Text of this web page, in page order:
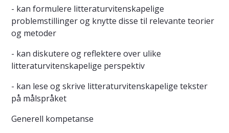
- kan formulere litteraturvitenskapelige
problemstillinger og knytte disse til relevante teorier
og metoder
- kan diskutere og reflektere over ulike
litteraturvitenskapelige perspektiv
- kan lese og skrive litteraturvitenskapelige tekster
på målspråket
Generell kompetanse